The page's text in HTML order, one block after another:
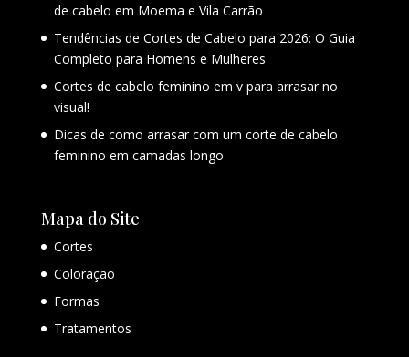
de cabelo em Moema e Vila Carrão
Tendências de Cortes de Cabelo para 2026: O Guia
Completo para Homens e Mulheres
Cortes de cabelo feminino em v para arrasar no
visual!
Dicas de como arrasar com um corte de cabelo
feminino em camadas longo
Mapa do Site
Cortes
Coloração
Formas
Tratamentos